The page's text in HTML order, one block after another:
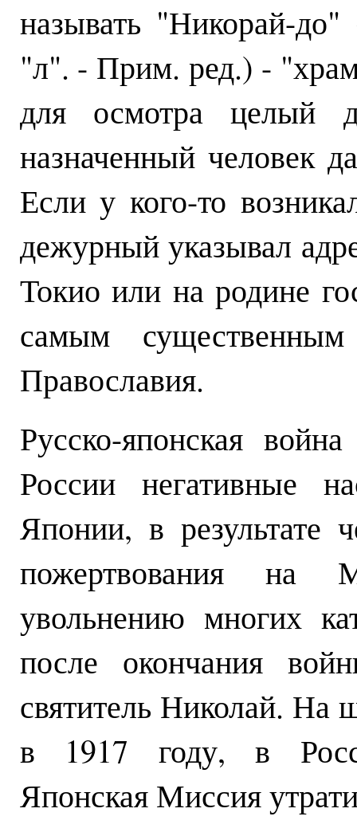
называть "Никорай-
"л". - Прим. ред.) -
для осмотра целый
назначенный человек
Если у кого-то
дежурный указывал
Токио или на родине
самым
Православия.
Русско-японская
России негативные
Японии, в результате
пожертвования
увольнению многих
после окончания
святитель Николай. На
в 1917 году, в
Японская Миссия